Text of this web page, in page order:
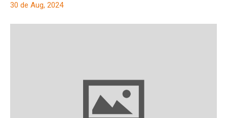
30 de Aug, 2024